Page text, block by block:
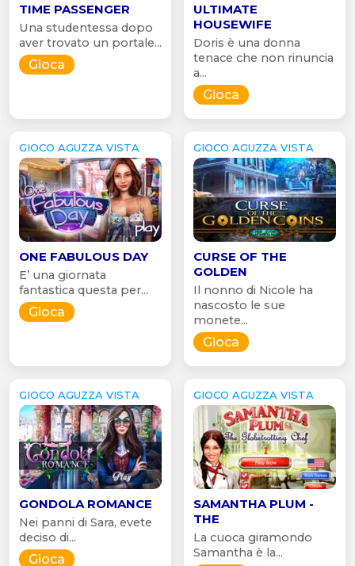
TIME PASSENGER
Una studentessa dopo
aver trovato un portale...
Gioca
ULTIMATE
HOUSEWIFE
Doris è una donna
tenace che non rinuncia
a...
Gioca
GIOCO AGUZZA VISTA
ONE FABULOUS DAY
E’ una giornata
fantastica questa per...
Gioca
GIOCO AGUZZA VISTA
CURSE OF THE
GOLDEN
Il nonno di Nicole ha
nascosto le sue
monete...
Gioca
GIOCO AGUZZA VISTA
GONDOLA ROMANCE
Nei panni di Sara, evete
deciso di...
Gioca
GIOCO AGUZZA VISTA
SAMANTHA PLUM -
THE
La cuoca giramondo
Samantha è la...